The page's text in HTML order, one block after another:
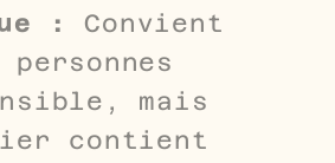
:
Convient
mais
contient